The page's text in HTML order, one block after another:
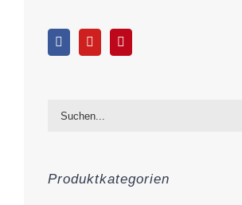
Produktkategorien